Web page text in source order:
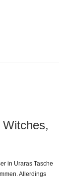
in Uraras Tasche
Allerdings